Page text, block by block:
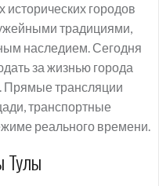
городов
традициями,
наследием. Сегодня
за жизнью города
Прямые трансляции
транспортные
реального времени.
Тулы